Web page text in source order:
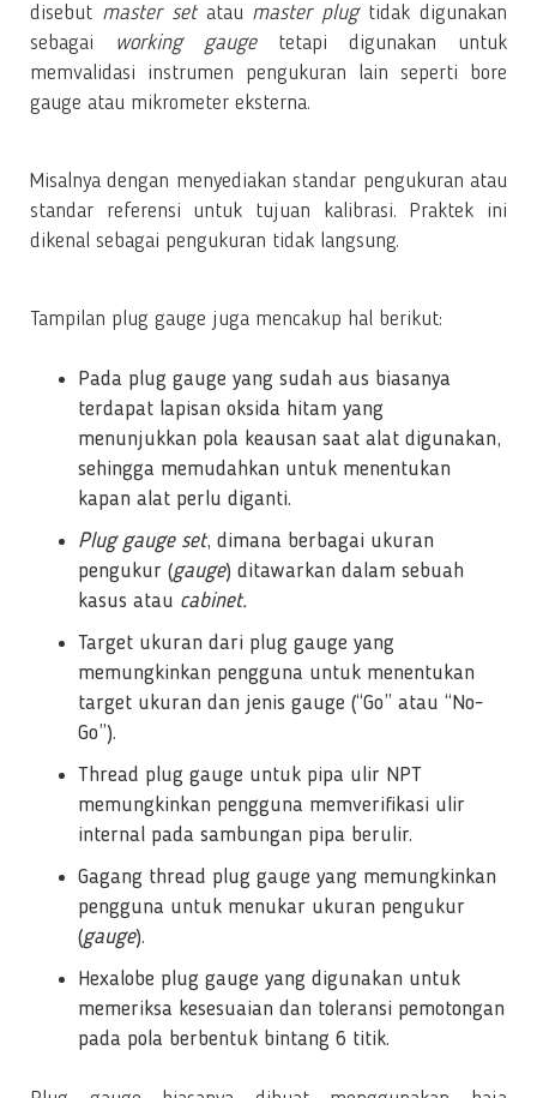
disebut master set atau master plugtidak digunakan
sebagai
working gaugetetapi digunakan untuk
memvalidasi instrumen pengukuran lain seperti bore
gauge atau mikrometer eksterna.
Misalnya dengan menyediakan standar pengukuran atau
standar referensi untuk tujuan kalibrasi. Praktek ini
dikenal sebagai pengukuran tidak langsung.
Tampilan plug gauge juga mencakup hal berikut:
Pada plug gauge yang sudah aus biasanya
terdapat lapisan oksida hitam yang
menunjukkan pola keausan saat alat digunakan,
sehingga memudahkan untuk menentukan
kapan alat perlu diganti.
Plug gauge set, dimana berbagai ukuran
pengukur (gauge) ditawarkan dalam sebuah
kasus atau cabinet.
Target ukuran dari plug gauge yang
memungkinkan pengguna untuk menentukan
target ukuran dan jenis gauge (“Go” atau “No-
Go”).
Thread plug gauge untuk pipa ulir NPT
memungkinkan pengguna memverifikasi ulir
internal pada sambungan pipa berulir.
Gagang thread plug gauge yang memungkinkan
pengguna untuk menukar ukuran pengukur
(gauge).
Hexalobe plug gauge yang digunakan untuk
memeriksa kesesuaian dan toleransi pemotongan
pada pola berbentuk bintang 6 titik.